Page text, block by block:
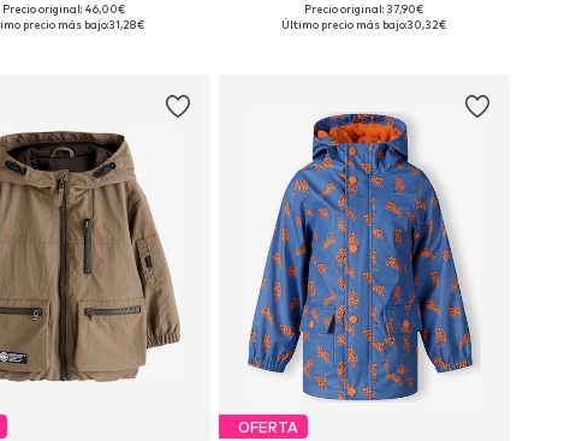
disponibles: 68, 80, 86
Precio original: 46,00€
precio más bajo:31,28€
Disponible en muchas tallas
Precio original: 37,90€
Último precio más bajo:30,32€
OFERTA